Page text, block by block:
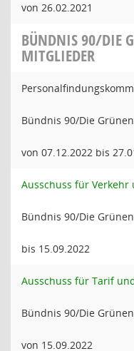
von 26.02.2021
BÜNDNIS 90/DIE
MITGLIEDER
Bündnis 90/Die
von 07.12.2022 bis
Ausschuss für Verkehr
Bündnis 90/Die
bis 15.09.2022
Ausschuss für Tarif
Bündnis 90/Die
von 15.09.2022